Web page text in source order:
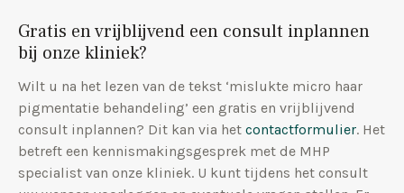
Gratis en vrijblijvend een consult inplannen
bij onze kliniek?
Wilt u na het lezen van de tekst ‘mislukte micro haar
pigmentatie behandeling’ een gratis en vrijblijvend
consult inplannen? Dit kan via het contactformulier. Het
betreft een kennismakingsgesprek met de MHP
specialist van onze kliniek. U kunt tijdens het consult